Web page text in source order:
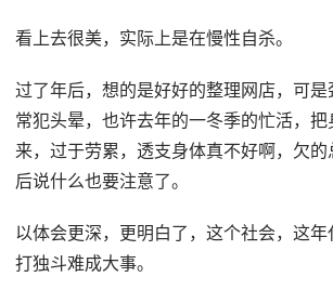
看上去很美，实际上是在慢性自杀。
过了年后，想的是好好的整理网店，可
常犯头晕，也许去年的一冬季的忙活，把
来，过于劳累，透支身体真不好啊，欠的
后说什么也要注意了。
以体会更深，更明白了，这个社会，这
打独斗难成大事。